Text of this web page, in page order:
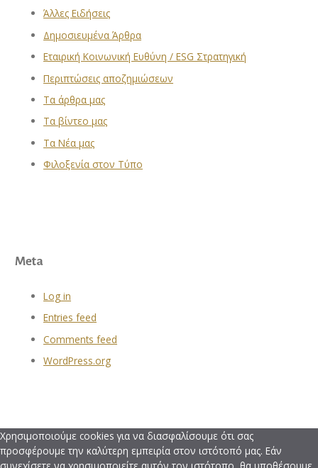
Άλλες Ειδήσεις
Δημοσιευμένα Άρθρα
Εταιρική Κοινωνική Ευθύνη / ESG Στρατηγική
Περιπτώσεις αποζημιώσεων
Τα άρθρα μας
Τα βίντεο μας
Τα Νέα μας
Φιλοξενία στον Τύπο
Meta
Log in
Entries feed
Comments feed
WordPress.org
Χρησιμοποιούμε cookies για να διασφαλίσουμε ότι σας
προσφέρουμε την καλύτερη εμπειρία στον ιστότοπό μας. Εάν